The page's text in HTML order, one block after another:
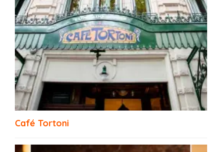
Tour Gastronómico Buenos Aires
Café Tortoni